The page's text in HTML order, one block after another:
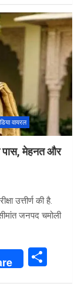
ar
e
वायरल
पास, मेहनत और
उत्तीर्ण की है.
जनपद चमोली